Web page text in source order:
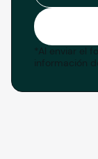
* Al enviar el
información